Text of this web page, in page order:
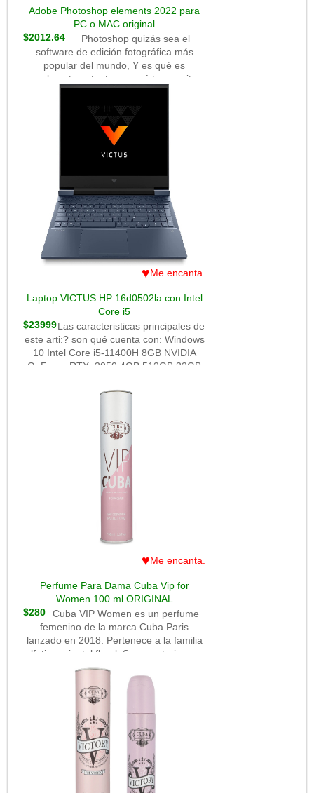
Adobe Photoshop elements 2022 para
PC o MAC original
$2012.64
Photoshop quizás sea el
software de edición fotográfica más
popular del mundo, Y es qué es
realmente potente, ya qué te permite
realizar las mejores ediciones a un
precio realmente accesible (comparado
a otros softwares). Esta vez te traemos
la versión 2022 super renovada y con
nuevas funciones.
♥Me encanta.
Laptop VICTUS HP 16d0502la con Intel
Core i5
$23999Las caracteristicas principales de
este arti:? son qué cuenta con: Windows
10 Intel Core i5-11400H 8GB NVIDIA
GeForce RTX 3050 4GB 512GB 32GB
♥Me encanta.
Perfume Para Dama Cuba Vip for
Women 100 ml ORIGINAL
$280
Cuba VIP Women es un perfume
femenino de la marca Cuba Paris
lanzado en 2018. Pertenece a la familia
olfativa oriental floral. Se caracteriza por
ser un aroma dulce, fresco y chispeante
al inicio gracias a la nota de champagne
rosé, que le da un toque burbujeante y
afrutado. En el corazón aparece la flor
de durazno, que aporta un toque floral
suave, jugoso y ligeramente cremoso.
Finalmente, en el fondo se encuentran el
ámbar, el almizcle blanco y swartzia, que
le dan calidez, suavidad y una base
sensual y limpia.En general, Cuba VIP